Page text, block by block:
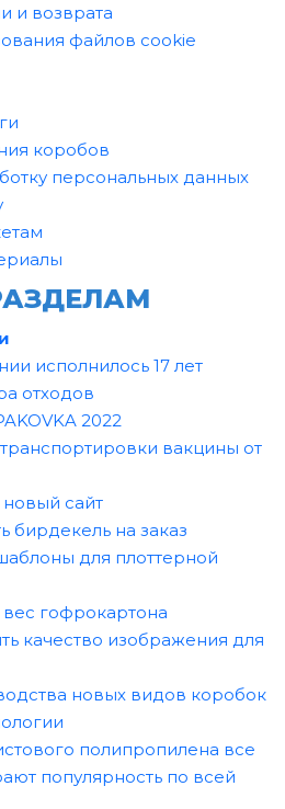
и возврата
файлов cookie
коробов
персональных данных
исполнилось 17 лет
отходов
2022
вакцины от
сайт
бирдекель на заказ
для плоттерной
вес гофрокартона
качество изображения для
новых видов коробок
полипропилена все
популярность по всей